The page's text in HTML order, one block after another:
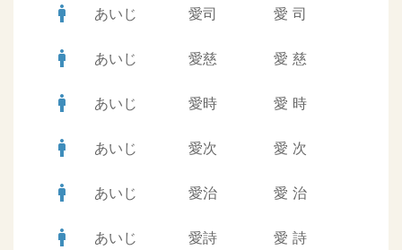
man あいじ 愛司 愛 司
man あいじ 愛慈 愛 慈
man あいじ 愛時 愛 時
man あいじ 愛次 愛 次
man あいじ 愛治 愛 治
man あいじ 愛詩 愛 詩